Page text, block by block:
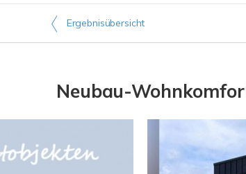
Ergebnisübersicht
Neubau-